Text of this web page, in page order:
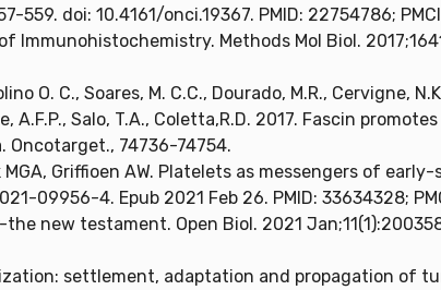
559. doi: 10.4161/onci.19367. PMID: 22754786;
Immunohistochemistry. Methods Mol Biol.
O. C., Soares, M. C.C., Dourado, M.R., Cervigne,
A.F.P., Salo, T.A., Coletta,R.D. 2017. Fascin
Oncotarget., 74736-74754.
Griffioen AW. Platelets as messengers of
09956-4. Epub 2021 Feb 26. PMID: 33634328;
the new testament. Open Biol. 2021
settlement, adaptation and propagation of